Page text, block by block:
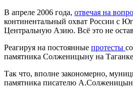
В апреле 2006 года, отвечая на
континентальный охват России с
Центральную Азию. Всё это не
Реагируя на постоянные протесты
памятника Солженицыну на
Так что, вполне закономерно,
памятника писателю